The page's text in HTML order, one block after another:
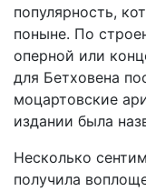
популярность,
поныне. По
оперной или
для Бетховена
моцартовские
издании была
Несколько
получила